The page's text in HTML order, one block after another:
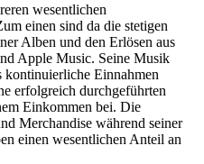
wesentlichen
einen sind da die stetigen
Alben und den Erlösen aus
Apple Music. Seine Musik
Einnahmen
erfolgreich durchgeführten
Einkommen bei. Die
Merchandise während seiner
einen wesentlichen Anteil an